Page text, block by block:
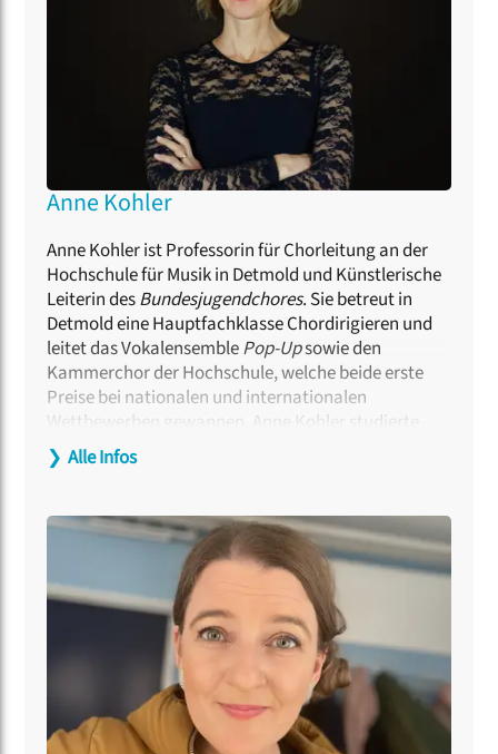
Anne Kohler
Anne Kohler ist Professorin für Chorleitung an der
Hochschule für Musik in Detmold und Künstlerische
Leiterin desBundesjugendchores. Sie betreut in
Detmold eine Hauptfachklasse Chordirigieren und
leitet das VokalensemblePop-Upsowie den
Kammerchor der Hochschule, welche beide erste
Preise bei nationalen und internationalen
Wettbewerben gewannen. Anne Kohler studierte
Schulmusik, Dirigieren und Gesang und vertiefte die
Ausbildung in Meisterkursen bei Eric Ericsson,
Jazz/Pop-Chor bekam sie wichtige Impulse durch
die Zusammenarbeit mit Oliver Gies, Jens Johansen,
Morten Vinter, Sascha Cohn, Peder Karlsson und
Thierry Lalo. Als Dozentin für Kurse zu den Themen
Dirigieren, Stimmbildung und Jazzchorleitung sowie
als Jurorin ist sie international tätig.
❯ Alle Infos